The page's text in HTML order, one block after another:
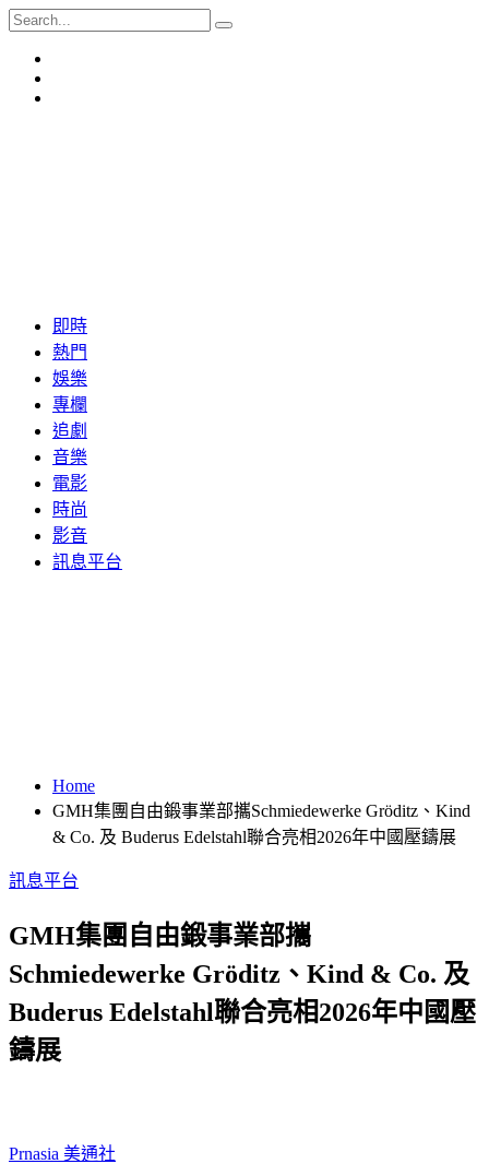
即時
熱門
娛樂
專欄
追劇
音樂
電影
時尚
影音
訊息平台
Home
GMH集團自由鍛事業部攜Schmiedewerke Gröditz、Kind
& Co. 及 Buderus Edelstahl聯合亮相2026年中國壓鑄展
訊息平台
GMH集團自由鍛事業部攜
Schmiedewerke Gröditz、Kind & Co. 及
Buderus Edelstahl聯合亮相2026年中國壓
鑄展
Prnasia 美通社